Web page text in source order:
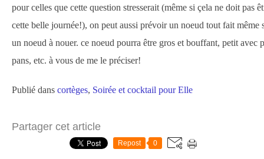
pour celles que cette question stresserait (même si çela ne doit pas
cette belle journée!), on peut aussi prévoir un noeud tout fait même
un noeud à nouer. ce noeud pourra être gros et bouffant, petit avec
pans, etc. à vous de me le préciser!
Publié dans cortèges, Soirée et cocktail pour Elle
Partager cet article
Repost 0